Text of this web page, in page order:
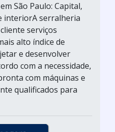
São Paulo: Capital,
interiorA serralheria
serviços
alto índice de
e desenvolver
com a necessidade,
com máquinas e
qualificados para